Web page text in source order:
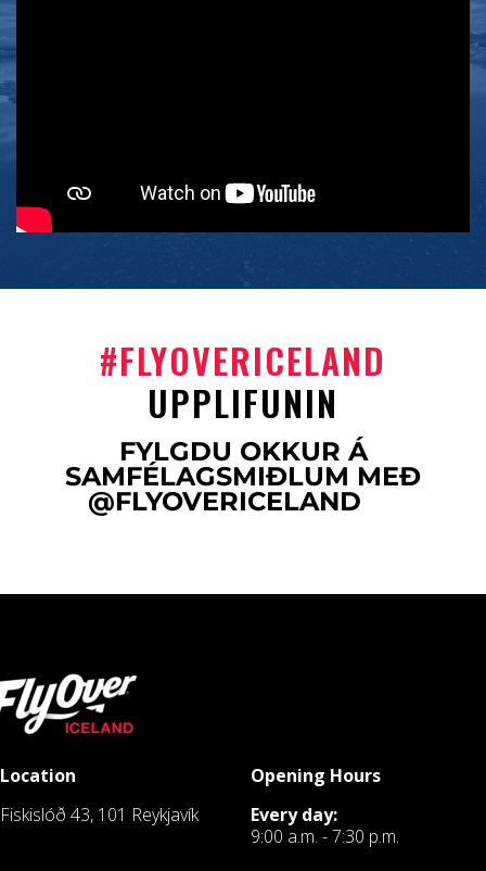
#FLYOVERICELAND
UPPLIFUNIN
FYLGDU OKKUR Á
SAMFÉLAGSMIÐLUM MEÐ
@FLYOVERICELAND
Location
Fiskislóð 43, 101 Reykjavík
Opening Hours
Every day:
9:00 a.m. - 7:30 p.m.